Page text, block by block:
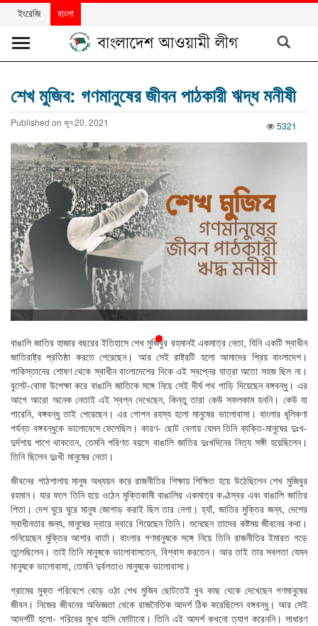
দলের
খবর
বিশেষ
নিবন্ধ
বিশেষ
প্রতিবেদন
মতামত
উন্নয়নের
বাংলাদেশ
নিউজলেটার
প্রেস
রিলিজ
প্রকাশনা
গ্যালারি
বিএনপি-
জামায়াত
সহিংসতা
সংগঠন
নির্বাচনী
ইশতেহার
ইংরেজি বাংলা
শেখ মুজিব: গণমানুষের জীবন পাঠকারী ঋদ্ধ মনীষী
5321
Published on জুন 20, 2021
বাঙালি জাতির হাজার বছরের ইতিহাসে শেখ মুজিবুর রহমানই একমাত্র নেতা, যিনি একটি স্বাধীন
জাতিরাষ্ট্র প্রতিষ্ঠা করতে পেরেছেন। আর সেই রাষ্ট্রটি হলো আমাদের প্রিয় বাংলাদেশ।
পাকিস্তানের শোষণ থেকে স্বাধীন বাংলাদেশের দিকে এই স্বপ্নের যাত্রা অতো সহজ ছিল না।
বুলেট-বোমা উপেক্ষা করে বাঙালি জাতিকে সঙ্গে নিয়ে সেই দীর্ঘ পথ পাড়ি দিয়েছেন বঙ্গবন্ধু। এর
আগে আরো অনেক নেতাই এই স্বপ্ন দেখেছেন, কিন্তু তারা কেউ সফলকাম হননি। কেউ যা
পারেনি, বঙ্গবন্ধু তাই পেরেছেন। এর গোপন রহস্য হলো মানুষের ভালোবাসা। বাংলার ধূলিকণা
পর্যন্ত বঙ্গবন্ধুকে ভালোবেসে ফেলেছিল। কারণ- ছোট বেলায় যেমন তিনি ব্যক্তি-মানুষের দুঃখ-
দুর্দশায় পাশে থাকতেন, তেমনি পরিণত বয়সে বাঙালি জাতির দুঃখদিনের নিত্য সঙ্গী হয়েছিলেন।
তিনি ছিলেন দুঃখী মানুষের নেতা।
জীবনের পাঠশালায় মানুষ অধ্যয়ন করে রাজনীতির শিক্ষায় শিক্ষিত হয়ে উঠেছিলেন শেখ মুজিবুর
রহমান। যার ফলে তিনি হয়ে ওঠেন মুক্তিকামী বাঙালির একমাত্র কণ্ঠস্বর এবং বাঙালি জাতির
পিতা। দেশ ঘুরে ঘুরে মানুষ জোগাড় করাই ছিল তার নেশা। হ্যাঁ, জাতির মুক্তির জন্য, দেশের
স্বাধীনতার জন্য, মানুষের দ্বারে দ্বারে গিয়েছেন তিনি। শুনেছেন তাদের কষ্টময় জীবনের কথা।
শুনিয়েছেন মুক্তির আশার বার্তা। বাংলার গণমানুষকে সঙ্গে নিয়ে তিনি রাজনীতির ইমারত গড়ে
তুলেছিলেন। তাই তিনি মানুষকে ভালোবাসতেন, বিশ্বাস করতেন। আর তাই তার সবলতা যেমন
মানুষকে ভালোবাসা, তেমনি দুর্বলতাও মানুষকে ভালোবাসা।
গ্রামের মুক্ত পরিবেশে বেড়ে ওঠা শেখ মুজিব ছোটতেই খুব কাছ থেকে দেখেছেন গণমানুষের
জীবন। নিজের জীবনের অভিজ্ঞতা থেকে রাজনৈতিক আদর্শ ঠিক করেছিলেন বঙ্গবন্ধু। আর সেই
আদর্শটি হলো- গরিবের মুখে হাসি ফোটানো। তিনি এই আদর্শ কখনো ত্যাগ করেননি। সাধারণ